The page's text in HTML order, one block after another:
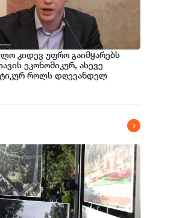
კიდევ უფრო გაიმყარებს
ეკონომიკურ, ასევე
როლს დღევანდელ